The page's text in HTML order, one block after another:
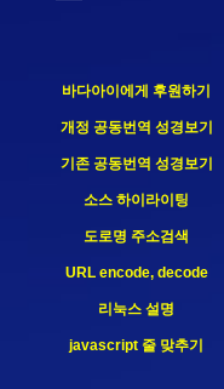
바다아이에게 후원하기
개정 공동번역 성경보기
기존 공동번역 성경보기
소스 하이라이팅
도로명 주소검색
URL encode, decode
리눅스 설명
javascript 줄 맞추기